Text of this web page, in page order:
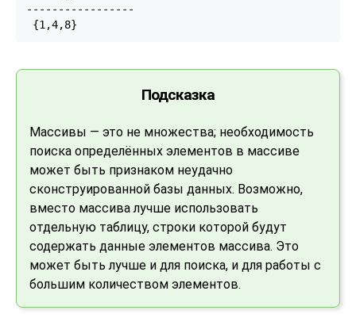
-----------------
{1,4,8}
Подсказка
Массивы — это не множества; необходимость
поиска определённых элементов в массиве
может быть признаком неудачно
сконструированной базы данных. Возможно,
вместо массива лучше использовать
отдельную таблицу, строки которой будут
содержать данные элементов массива. Это
может быть лучше и для поиска, и для работы с
большим количеством элементов.